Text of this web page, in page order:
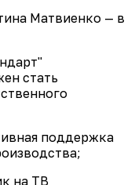
Матвиенко — в
стать
поддержка
на ТВ